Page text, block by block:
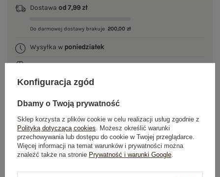
Dostawa od 7,99 zł
Do darmowej dostawy brakuje 200,00 zł
Wysyłka w poniedziałek
GŁÓWNE PARAMETRY
OPINIE O PRODUKCIE (0)
Konfiguracja zgód
Dbamy o Twoją prywatność
Sklep korzysta z plików cookie w celu realizacji usług zgodnie z
Polityką dotyczącą cookies . Możesz określić warunki
przechowywania lub dostępu do cookie w Twojej przeglądarce.
Więcej informacji na temat warunków i prywatności można
znaleźć także na stronie Prywatność i warunki Google